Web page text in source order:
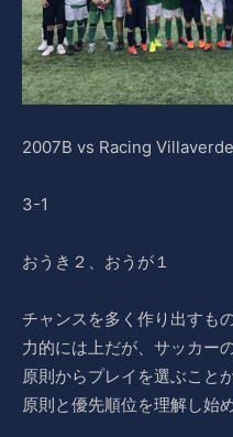
2007B vs Racing Villaverde
3-1
おうき２、おうが１
チャンスを多く作り出すも
力的には上だが、サッカー
原則からプレイを選ぶこと
原則と優先順位を理解し始